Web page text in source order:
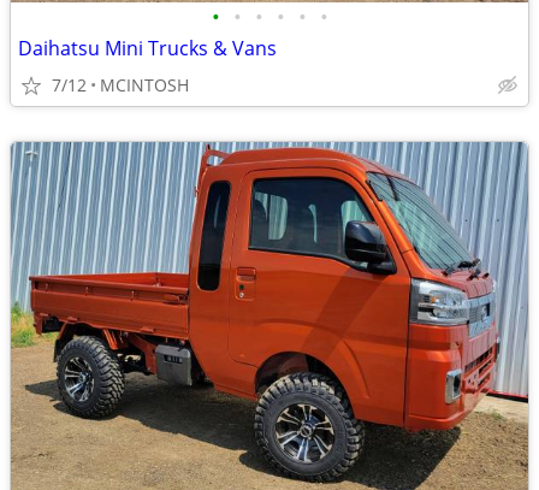
• • • • • •
Daihatsu Mini Trucks & Vans
7/12 MCINTOSH